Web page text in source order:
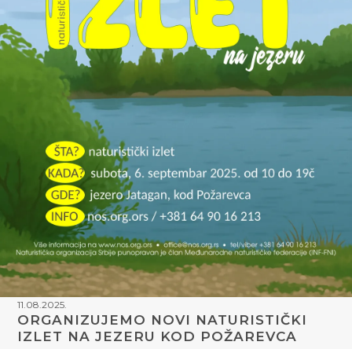
11.08.2025.
ORGANIZUJEMO NOVI NATURISTIČKI
IZLET NA JEZERU KOD POŽAREVCA